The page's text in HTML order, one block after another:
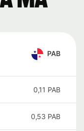
PAB
0,11 PAB
0,53 PAB